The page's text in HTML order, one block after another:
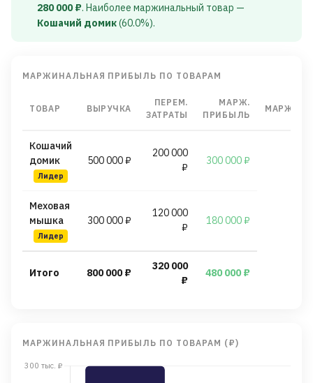
280 000 ₽. Наиболее маржинальный товар —
Кошачий домик(60.0%).
МАРЖИНАЛЬНАЯ ПРИБЫЛЬ ПО ТОВАРАМ
ТОВАР ВЫРУЧКА
ПЕРЕМ.
ЗАТРАТЫ
МАРЖ.
ПРИБЫЛЬ
Кошачий
домик
Лидер
500 000 ₽
200 000
₽
300 000 ₽
Меховая
мышка
Лидер
300 000 ₽
120 000
₽
180 000 ₽
Итого 800 000 ₽
320 000
₽
480 000 ₽
МАРЖИНАЛЬНАЯ ПРИБЫЛЬ ПО ТОВАРАМ (₽)